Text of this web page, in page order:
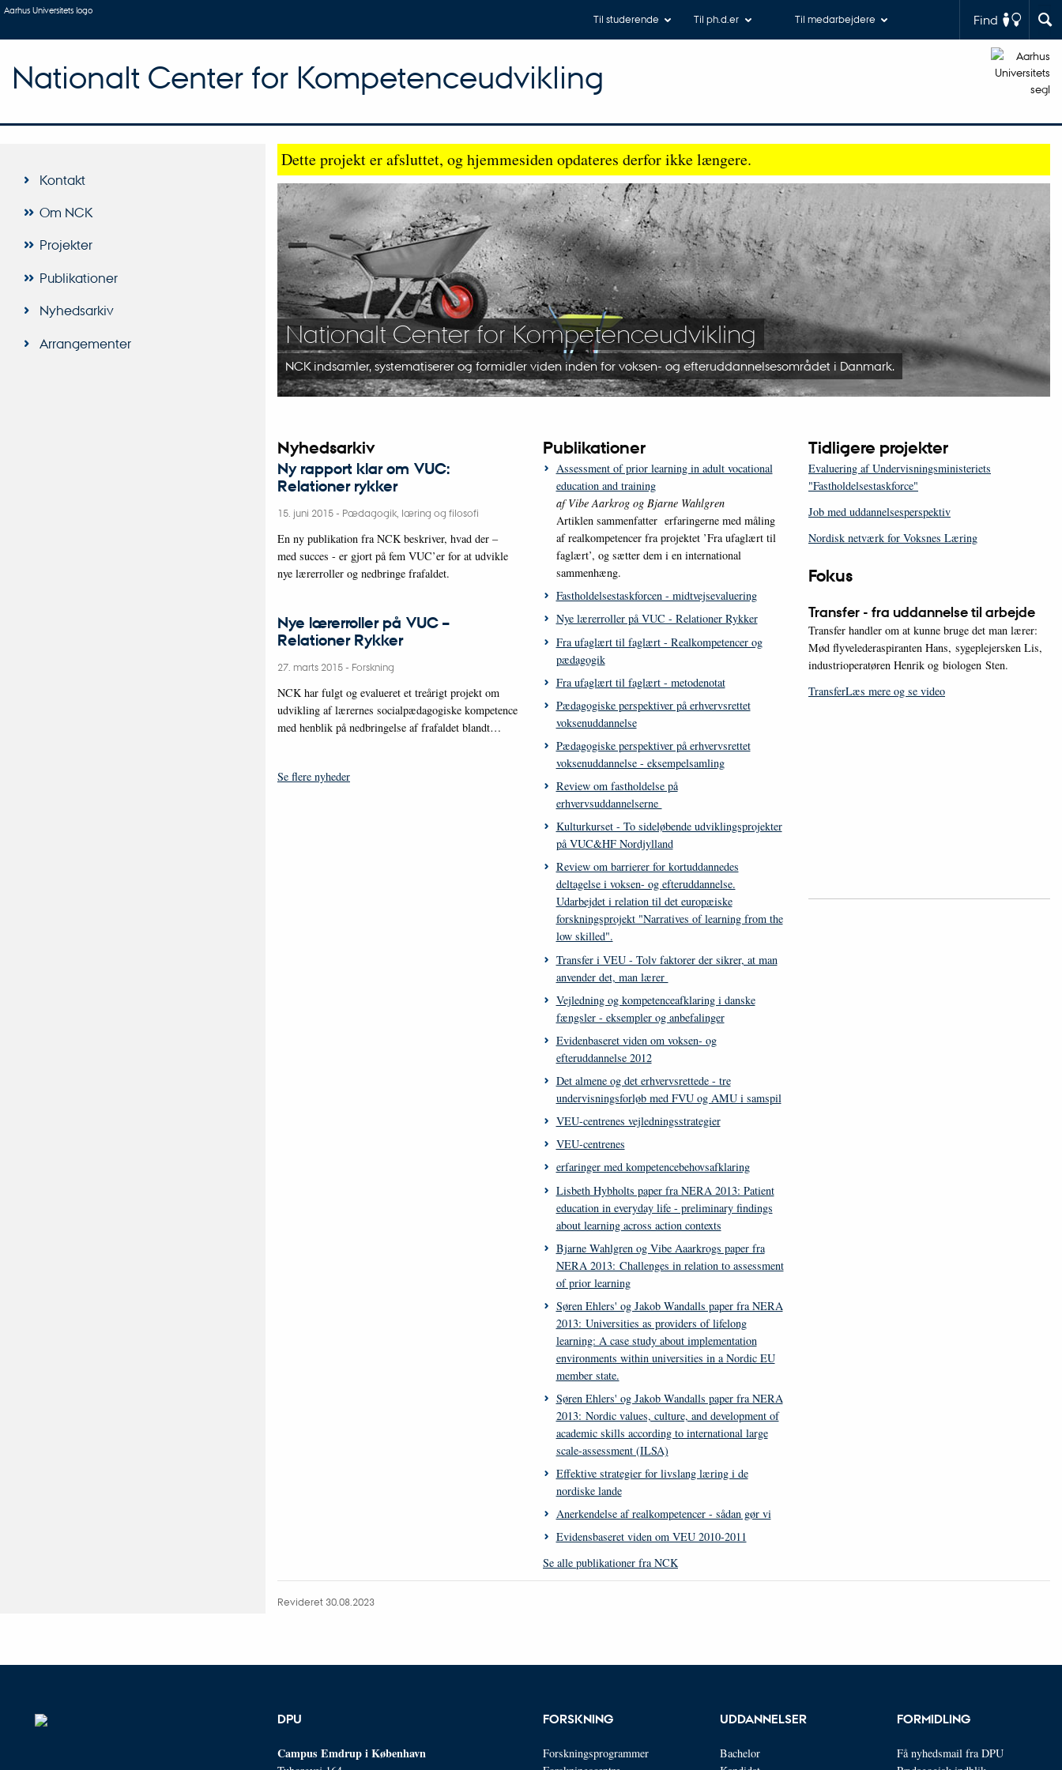
Aarhus Universitets logo
Find
Til studerende Til ph.d.er Til medarbejdere
Nationalt Center for Kompetenceudvikling
Kontakt
Om NCK
Projekter
Publikationer
Nyhedsarkiv
Arrangementer
Dette projekt er afsluttet, og hjemmesiden opdateres derfor ikke længere.
Nationalt Center for Kompetenceudvikling
NCK indsamler, systematiserer og formidler viden inden for voksen- og efteruddannelsesområdet i Danmark.
Nyhedsarkiv
Ny rapport klar om VUC:
Relationer rykker
15. juni 2015- Pædagogik, læring og filosofi
En ny publikation fra NCK beskriver, hvad der –
med succes - er gjort på fem VUC’er for at udvikle
nye lærerroller og nedbringe frafaldet.
Nye lærerroller på VUC –
Relationer Rykker
27. marts 2015- Forskning
NCK har fulgt og evalueret et treårigt projekt om
udvikling af lærernes socialpædagogiske kompetence
med henblik på nedbringelse af frafaldet blandt…
Se flere nyheder
Publikationer
Assessment of prior learning in adult vocational
education and training
af Vibe Aarkrog og Bjarne Wahlgren
Artiklen sammenfatter erfaringerne med måling
af realkompetencer fra projektet ’Fra ufaglært til
faglært’, og sætter dem i en international
sammenhæng.
Fastholdelsestaskforcen - midtvejsevaluering
Nye lærerroller på VUC - Relationer Rykker
Fra ufaglært til faglært - Realkompetencer og
pædagogik
Fra ufaglært til faglært - metodenotat
Pædagogiske perspektiver på erhvervsrettet
voksenuddannelse
Pædagogiske perspektiver på erhvervsrettet
voksenuddannelse - eksempelsamling
Review om fastholdelse på
erhvervsuddannelserne
Kulturkurset - To sideløbende udviklingsprojekter
på VUC&HF Nordjylland
Review om barrierer for kortuddannedes
deltagelse i voksen- og efteruddannelse.
Udarbejdet i relation til det europæiske
forskningsprojekt "Narratives of learning from the
low skilled".
Transfer i VEU - Tolv faktorer der sikrer, at man
anvender det, man lærer
Vejledning og kompetenceafklaring i danske
fængsler - eksempler og anbefalinger
Evidenbaseret viden om voksen- og
efteruddannelse 2012
Det almene og det erhvervsrettede - tre
undervisningsforløb med FVU og AMU i samspil
VEU-centrenes vejledningsstrategier
VEU-centrenes
erfaringer med kompetencebehovsafklaring
Lisbeth Hybholts paper fra NERA 2013: Patient
education in everyday life - preliminary findings
about learning across action contexts
Bjarne Wahlgren og Vibe Aaarkrogs paper fra
NERA 2013: Challenges in relation to assessment
of prior learning
Søren Ehlers' og Jakob Wandalls paper fra NERA
2013: Universities as providers of lifelong
learning: A case study about implementation
environments within universities in a Nordic EU
member state.
Søren Ehlers' og Jakob Wandalls paper fra NERA
2013: Nordic values, culture, and development of
academic skills according to international large
scale-assessment (ILSA)
Effektive strategier for livslang læring i de
nordiske lande
Anerkendelse af realkompetencer - sådan gør vi
Evidensbaseret viden om VEU 2010-2011
Se alle publikationer fra NCK
Tidligere projekter
Evaluering af Undervisningsministeriets
"Fastholdelsestaskforce"
Job med uddannelsesperspektiv
Nordisk netværk for Voksnes Læring
Fokus
Transfer - fra uddannelse til arbejde
Transfer handler om at kunne bruge det man lærer:
Mød flyvelederaspiranten Hans, sygeplejersken Lis,
industrioperatøren Henrik og biologen Sten.
TransferLæs mere og se video
Revideret 30.08.2023
DPU
Campus Emdrup i København
FORSKNING
Forskningsprogrammer
UDDANNELSER
Bachelor
FORMIDLING
Få nyhedsmail fra DPU